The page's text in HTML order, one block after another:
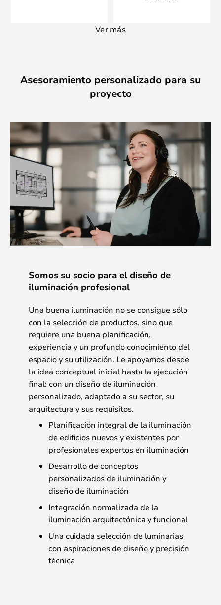
Ver más
Asesoramiento personalizado para su
proyecto
Somos su socio para el diseño de
iluminación profesional
Una buena iluminación no se consigue sólo
con la selección de productos, sino que
requiere una buena planificación,
experiencia y un profundo conocimiento del
espacio y su utilización. Le apoyamos desde
la idea conceptual inicial hasta la ejecución
final: con un diseño de iluminación
personalizado, adaptado a su sector, su
arquitectura y sus requisitos.
Planificación integral de la iluminación
de edificios nuevos y existentes por
profesionales expertos en iluminación
Desarrollo de conceptos
personalizados de iluminación y
diseño de iluminación
Integración normalizada de la
iluminación arquitectónica y funcional
Una cuidada selección de luminarias
con aspiraciones de diseño y precisión
técnica